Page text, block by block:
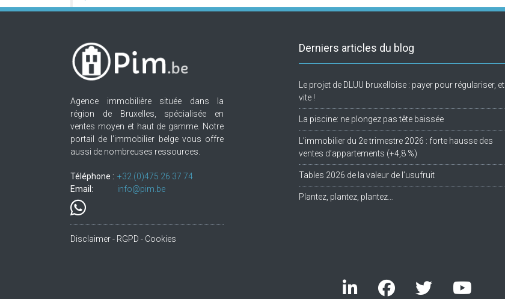
Agence immobilière située dans la
région de Bruxelles, spécialisée en
ventes moyen et haut de gamme. Notre
portail de l'immobilier belge vous offre
aussi de nombreuses ressources.
Téléphone : +32.(0)475 26 37 74
Email:
info@pim.be
Disclaimer - RGPD - Cookies
Derniers articles du blog
Le projet de DLUU bruxelloise : payer pour régulariser, et
vite !
La piscine: ne plongez pas tête baissée
L’immobilier du 2e trimestre 2026 : forte hausse des
ventes d’appartements (+4,8 %)
Tables 2026 de la valeur de l’usufruit
Plantez, plantez, plantez…